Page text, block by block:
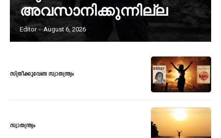
അവസാനിക്കുന്നില്ല
Editor - August 6, 2026
സ്ത്രീക്കുവേണ്ട സ്വാതന്ത്ര്യം
സ്വാതന്ത്ര്യം